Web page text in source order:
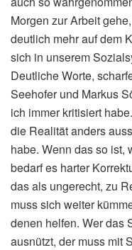
Morgen zur Arbeit
deutlich mehr auf dem
sich in unserem
Deutliche Worte,
Seehofer und Markus
ich immer kritisiert
die Realität anders
habe. Wenn das so ist,
bedarf es harter
das als ungerecht, zu
muss sich weiter
denen helfen. Wer das
ausnützt, der muss mit